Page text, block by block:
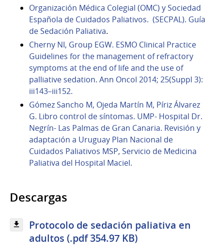
Organización Médica Colegial (OMC) y Sociedad
Española de Cuidados Paliativos. (SECPAL). Guía
de Sedación Paliativa.
Cherny NI, Group EGW. ESMO Clinical Practice
Guidelines for the management of refractory
symptoms at the end of life and the use of
palliative sedation. Ann Oncol 2014; 25(Suppl 3):
iii143–iii152.
Gómez Sancho M, Ojeda Martín M, Píriz Álvarez
G. Libro control de síntomas. UMP- Hospital Dr.
Negrín- Las Palmas de Gran Canaria. Revisión y
adaptación a Uruguay Plan Nacional de
Cuidados Paliativos MSP, Servicio de Medicina
Paliativa del Hospital Maciel.
Descargas
Protocolo de sedación paliativa en
adultos (.pdf 354.97 KB)